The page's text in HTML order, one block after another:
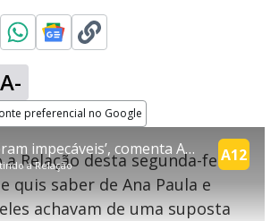
A-
preferencial no Google
explore
Conteúdo bloqueado
o vídeo que está tentando assisitr é de exibição
exclusiva em território brasileiro :-(
‘Eles foram impecáveis’, comenta Ana Paula sobre jogo de Nat e Eike | Discutindo a Relação
a Relação
A12
Relação desta segunda-feira
quis saber de Ana Paula e
achavam de uma suposta